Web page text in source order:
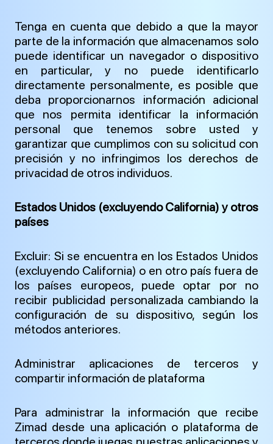
Tenga en cuenta que debido a que la mayor
parte de la información que almacenamos solo
puede identificar un navegador o dispositivo
en particular, y no puede identificarlo
directamente personalmente, es posible que
deba proporcionarnos información adicional
que nos permita identificar la información
personal que tenemos sobre usted y
garantizar que cumplimos con su solicitud con
precisión y no infringimos los derechos de
privacidad de otros individuos.
Estados Unidos (excluyendo California) y otros
países
Excluir: Si se encuentra en los Estados Unidos
(excluyendo California) o en otro país fuera de
los países europeos, puede optar por no
recibir publicidad personalizada cambiando la
configuración de su dispositivo, según los
métodos anteriores.
Administrar aplicaciones de terceros y
compartir información de plataforma
Para administrar la información que recibe
Zimad desde una aplicación o plataforma de